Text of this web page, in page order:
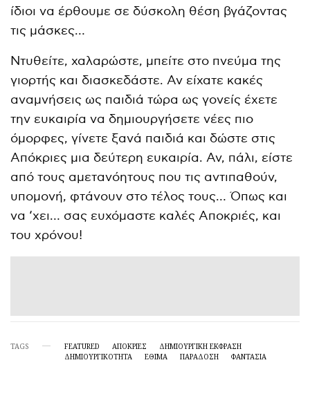
ίδιοι να έρθουμε σε δύσκολη θέση βγάζοντας
τις μάσκες…
Ντυθείτε, χαλαρώστε, μπείτε στο πνεύμα της
γιορτής και διασκεδάστε. Αν είχατε κακές
αναμνήσεις ως παιδιά τώρα ως γονείς έχετε
την ευκαιρία να δημιουργήσετε νέες πιο
όμορφες, γίνετε ξανά παιδιά και δώστε στις
Απόκριες μια δεύτερη ευκαιρία. Αν, πάλι, είστε
από τους αμετανόητους που τις αντιπαθούν,
υπομονή, φτάνουν στο τέλος τους… Όπως και
να ‘χει… σας ευχόμαστε καλές Αποκριές, και
του χρόνου!
TAGS FEATURED ΑΠΟΚΡΙΕΣ
ΔΗΜΙΟΥΡΓΙΚΉ ΈΚΦΡΑΣΗ
ΔΗΜΙΟΥΡΓΙΚΌΤΗΤΑ
ΕΘΙΜΑ ΠΑΡΆΔΟΣΗ ΦΑΝΤΑΣΙΑ